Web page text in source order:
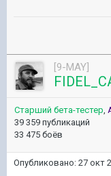
[9-MAY]
Старший бета-тестер
39 359 публикаций
33 475 боёв
Опубликовано: 27 окт